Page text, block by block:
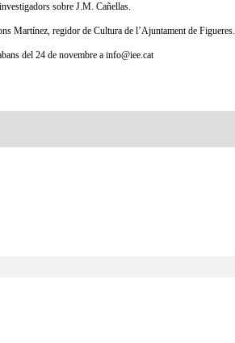
sobre J.M. Cañellas.
Martínez, regidor de Cultura de l’Ajuntament de Figueres.
del 24 de novembre a info@iee.cat